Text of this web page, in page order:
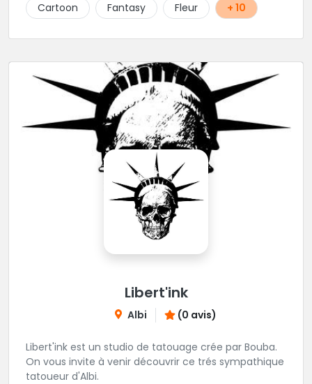
Cartoon
Fantasy Fleur + 10
Libert'ink
Albi (0 avis)
Libert'ink est un studio de tatouage crée par Bouba.
On vous invite à venir découvrir ce trés sympathique
tatoueur d'Albi.